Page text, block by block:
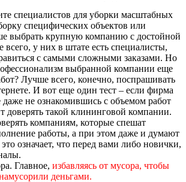
специалистов для уборки масштабных
специфических объектов или
выбрать крупную компанию с достойной
всего, у них в штате есть специалисты,
с самыми сложными заказами. Но
выбранной компании еще
Лучше всего, конечно, поспрашивать
И вот еще один тест – если фирма
даже не ознакомившись с объемом работ
доверять такой клининговой компании.
компаниям, которые спешат
работы, а при этом даже и думают
означает, что перед вами либо новички,
Главное, избавляясь от мусора, чтобы
деньгами.